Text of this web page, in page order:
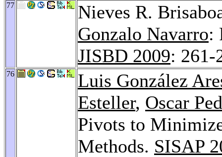
77
Nieves R.
Gonzalo Navarro:
JISBD 2009: 261-
76
Luis González
Esteller, Oscar
Pivots to
Methods. SISAP